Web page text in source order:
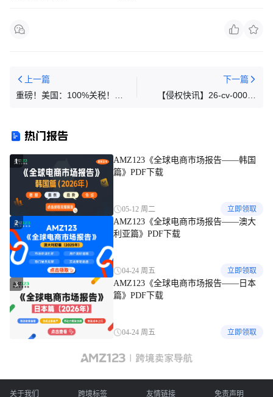
上一篇
重磅！美国：100%关税！包
下一篇
【侵权快讯】26-cv-00097
热门报告
1
AMZ123《全球电商市场报告——韩国
篇》PDF下载
05-12 周二 立即领取
2
AMZ123《全球电商市场报告——澳大
利亚篇》PDF下载
04-24 周五 立即领取
3
AMZ123《全球电商市场报告——日本
篇》PDF下载
04-24 周五 立即领取
关于我们 跨境标签 友情链接 免责声明